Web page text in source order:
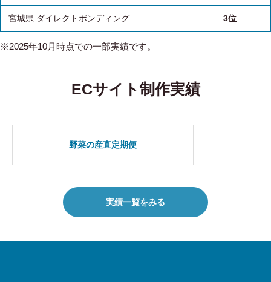
宮城県 ダイレクトボンディング 3位
※2025年10月時点での一部実績です。
ECサイト制作実績
野菜の産直定期便
実績一覧をみる